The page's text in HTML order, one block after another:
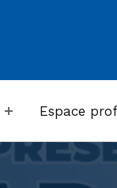
Espace